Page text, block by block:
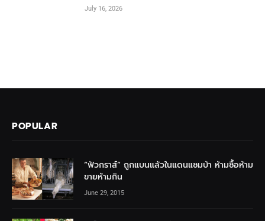
July 16, 2026
POPULAR
“ฟัวกราส์” ถูกแบนแล้วในแดนแซมบ้า ห้ามซื้อห้าม
ขายห้ามกิน
June 29, 2015